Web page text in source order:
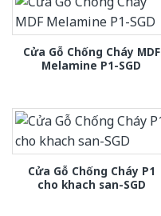
Cửa Gỗ Chống Cháy MDF
Melamine P1-SGD
Cửa Gỗ Chống Cháy P1
cho khach san-SGD